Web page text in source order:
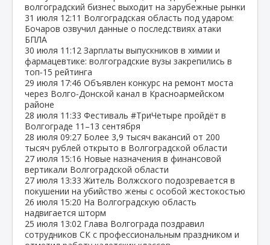
волгоградский бизнес выходит на зарубежные рынки
31 июля 12:11 Волгоградская область под ударом:
Бочаров озвучил данные о последствиях атаки
БПЛА
30 июля 11:12 Зарплаты выпускников в химии и
фармацевтике: волгоградские вузы закрепились в
топ‑15 рейтинга
29 июля 17:46 Объявлен конкурс на ремонт моста
через Волго‑Донской канал в Красноармейском
районе
28 июля 11:33 Фестиваль #ТриЧетыре пройдёт в
Волгограде 11–13 сентября
28 июля 09:27 Более 3,9 тысяч вакансий от 200
тысяч рублей открыто в Волгоградской области
27 июля 15:16 Новые назначения в финансовой
вертикали Волгоградской области
27 июля 13:33 Житель Волжского подозревается в
покушении на убийство жены с особой жестокостью
26 июля 15:20 На Волгоградскую область
надвигается шторм
25 июля 13:02 Глава Волгограда поздравил
сотрудников СК с профессиональным праздником и